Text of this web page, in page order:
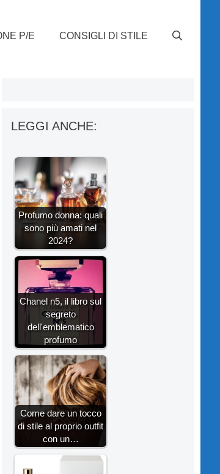
P/E CONSIGLI DI STILE
LEGGI ANCHE:
Profumo donna: quali
sono più amati nel
2024?
Chanel n5, il libro sul
segreto
dell'emblematico
profumo
Come dare un tocco
di stile al proprio outfit
con un…